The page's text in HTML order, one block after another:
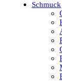
Schmuck